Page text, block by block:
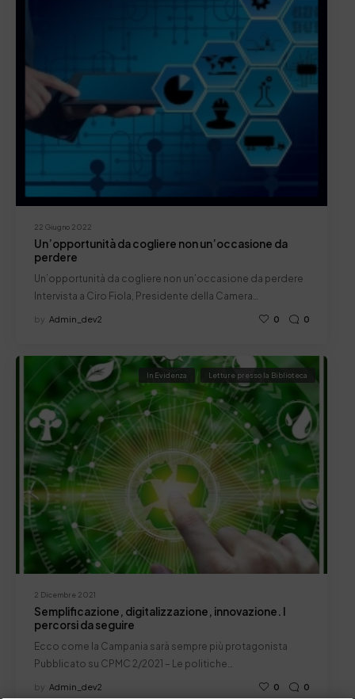
22 Giugno 2022
Un’opportunità da cogliere non un’occasione da
perdere
Un’opportunità da cogliere non un’occasione da perdere
Intervista a Ciro Fiola, Presidente della Camera…
by Admin_dev2 0 0
2 Dicembre 2021
In Evidenza Letture presso la Biblioteca
Semplificazione, digitalizzazione, innovazione. I
percorsi da seguire
Ecco come la Campania sarà sempre più protagonista
Pubblicato su CPMC 2/2021 – Le politiche…
by Admin_dev2 0 0